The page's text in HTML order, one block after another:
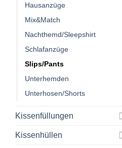
Hausanzüge
Mix&Match
Nachthemd/Sleepshirt
Schlafanzüge
Slips/Pants
Unterhemden
Unterhosen/Shorts
Kissenfüllungen
Kissenhüllen